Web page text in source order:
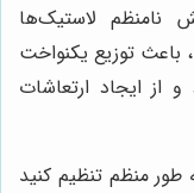
نامنظم لاستیک‌ها
توزیع یکنواخت
ایجاد ارتعاشات
طور منظم تنظیم کنید